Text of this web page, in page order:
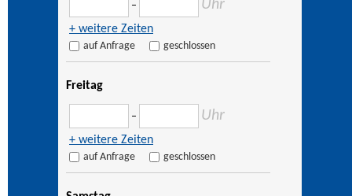
– Uhr
+ weitere Zeiten
auf Anfrage geschlossen
Freitag
– Uhr
+ weitere Zeiten
auf Anfrage geschlossen